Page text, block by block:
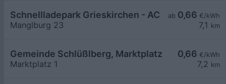
ab 0,66 €/kWh
7,1 km
Schnellladepark Grieskirchen - AC
Manglburg 23
0,66 €/kWh
7,2 km
Gemeinde Schlüßlberg, Marktplatz
Marktplatz 1